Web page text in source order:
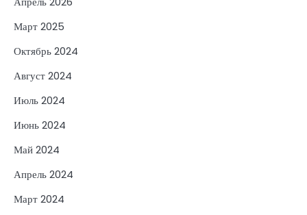
Март 2025
Октябрь 2024
Август 2024
Июль 2024
Июнь 2024
Май 2024
Апрель 2024
Март 2024